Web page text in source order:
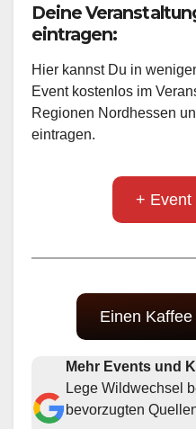
Deine
eintragen:
Hier kannst Du in
Event kostenlos im
Regionen Nordhessen
eintragen.
+ Event
Einen
Mehr Events und
Lege Wildwechsel
bevorzugten